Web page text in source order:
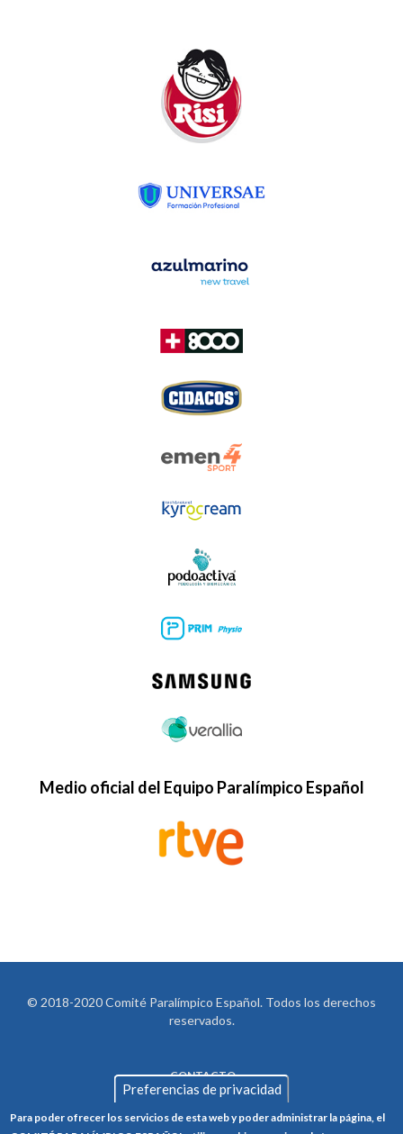
Medio oficial del Equipo Paralímpico Español
© 2018-2020 Comité Paralímpico Español. Todos los derechos
reservados.
FOOTER
CONTACTO
Preferencias de privacidad
Para poder ofrecer los servicios de esta web y poder administrar la página, el